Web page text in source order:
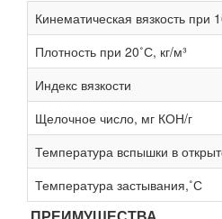
Кинематическая вязкость при
Плотность при 20˚С, кг/м³
Индекс вязкости
Щелочное число, мг КОН/г
Температура вспышки в
Температура застывания,˚С